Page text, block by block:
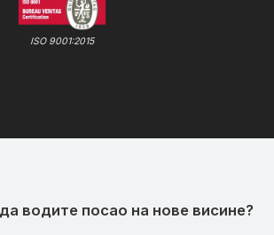
ISO 9001:2015
водите посао на нове висине?